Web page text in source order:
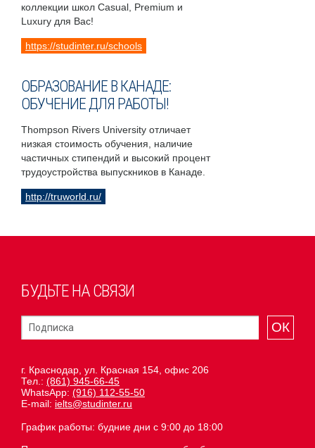
коллекции школ Casual, Premium и
Luxury для Вас!
https://studinter.ru/schools
ОБРАЗОВАНИЕ В КАНАДЕ:
ОБУЧЕНИЕ ДЛЯ РАБОТЫ!
Thompson Rivers University отличает
низкая стоимость обучения, наличие
частичных стипендий и высокий процент
трудоустройства выпускников в Канаде.
http://truworld.ru/
БУДЬТЕ НА СВЯЗИ
ОК
г. Краснодар, ул. Красная 154, офис 206
Тел.: (861) 945-66-45
WhatsApp: (916) 112-55-50
E-mail: ielts@studinter.ru
График работы: будние дни с 9:00 до 18:00